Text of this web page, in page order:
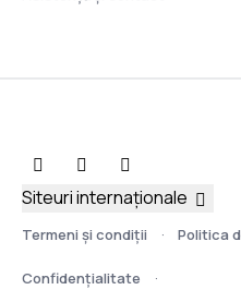
Termeni şi condiţii Politica
Confidențialitate
Siteuri internaționale